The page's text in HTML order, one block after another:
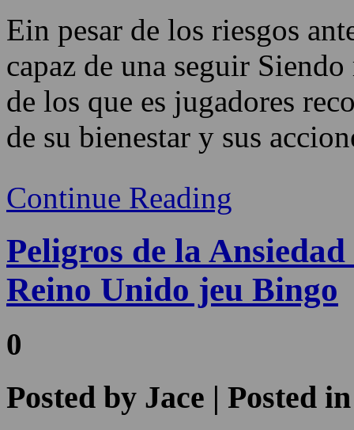
Ein pesar de los riesgos
capaz de una seguir
de los que es jugadores
de su bienestar y sus
Continue Reading
Peligros de la
Reino Unido jeu Bingo
0
Posted by Jace | Posted